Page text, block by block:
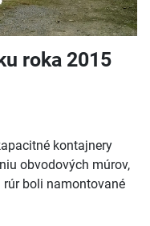
roka 2015
kontajnery
obvodových múrov,
boli namontované